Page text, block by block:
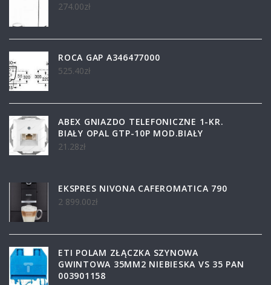
274.00zł
ROCA GAP A346477000
525.40zł
ABEX GNIAZDO TELEFONICZNE 1-KR.
BIAŁY OPAL GTP-10P MOD.BIAŁY
21.28zł
EKSPRES NIVONA CAFEROMATICA 790
2 899.00zł
ETI POLAM ZŁĄCZKA SZYNOWA
GWINTOWA 35MM2 NIEBIESKA VS 35 PAN
003901158